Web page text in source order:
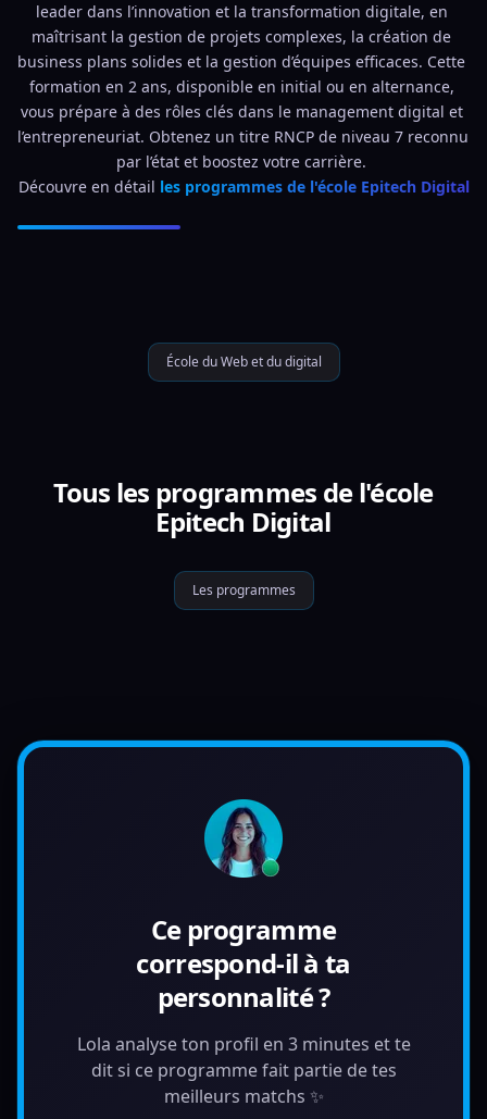
leader dans l’innovation et la transformation digitale, en
maîtrisant la gestion de projets complexes, la création de
business plans solides et la gestion d’équipes efficaces. Cette
formation en 2 ans, disponible en initial ou en alternance,
vous prépare à des rôles clés dans le management digital et
l’entrepreneuriat. Obtenez un titre RNCP de niveau 7 reconnu
par l’état et boostez votre carrière.
Découvre en détail les programmes de l'école Epitech Digital
École du Web et du digital
Tous les programmes de l'école
Epitech Digital
Les programmes
Ce programme
correspond-il à ta
personnalité ?
Lola analyse ton profil en 3 minutes et te
dit si ce programme fait partie de tes
meilleurs matchs ✨